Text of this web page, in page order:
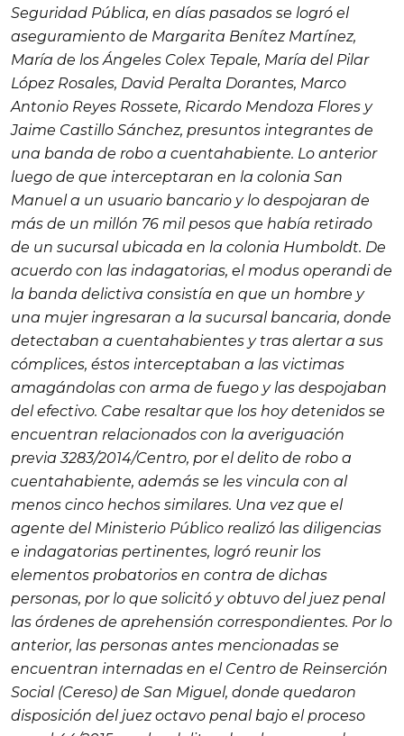
Seguridad Pública, en días pasados se logró el
aseguramiento de Margarita Benítez Martínez,
María de los Ángeles Colex Tepale, María del Pilar
López Rosales, David Peralta Dorantes, Marco
Antonio Reyes Rossete, Ricardo Mendoza Flores y
Jaime Castillo Sánchez, presuntos integrantes de
una banda de robo a cuentahabiente. Lo anterior
luego de que interceptaran en la colonia San
Manuel a un usuario bancario y lo despojaran de
más de un millón 76 mil pesos que había retirado
de un sucursal ubicada en la colonia Humboldt. De
acuerdo con las indagatorias, el modus operandide
la banda delictiva consistía en que un hombre y
una mujer ingresaran a la sucursal bancaria, donde
detectaban a cuentahabientes y tras alertar a sus
cómplices, éstos interceptaban a las victimas
amagándolas con arma de fuego y las despojaban
del efectivo. Cabe resaltar que los hoy detenidos se
encuentran relacionados con la averiguación
previa 3283/2014/Centro, por el delito de robo a
cuentahabiente, además se les vincula con al
menos cinco hechos similares. Una vez que el
agente del Ministerio Público realizó las diligencias
e indagatorias pertinentes, logró reunir los
elementos probatorios en contra de dichas
personas, por lo que solicitó y obtuvo del juez penal
las órdenes de aprehensión correspondientes. Por lo
anterior, las personas antes mencionadas se
encuentran internadas en el Centro de Reinserción
Social (Cereso) de San Miguel, donde quedaron
disposición del juez octavo penal bajo el proceso